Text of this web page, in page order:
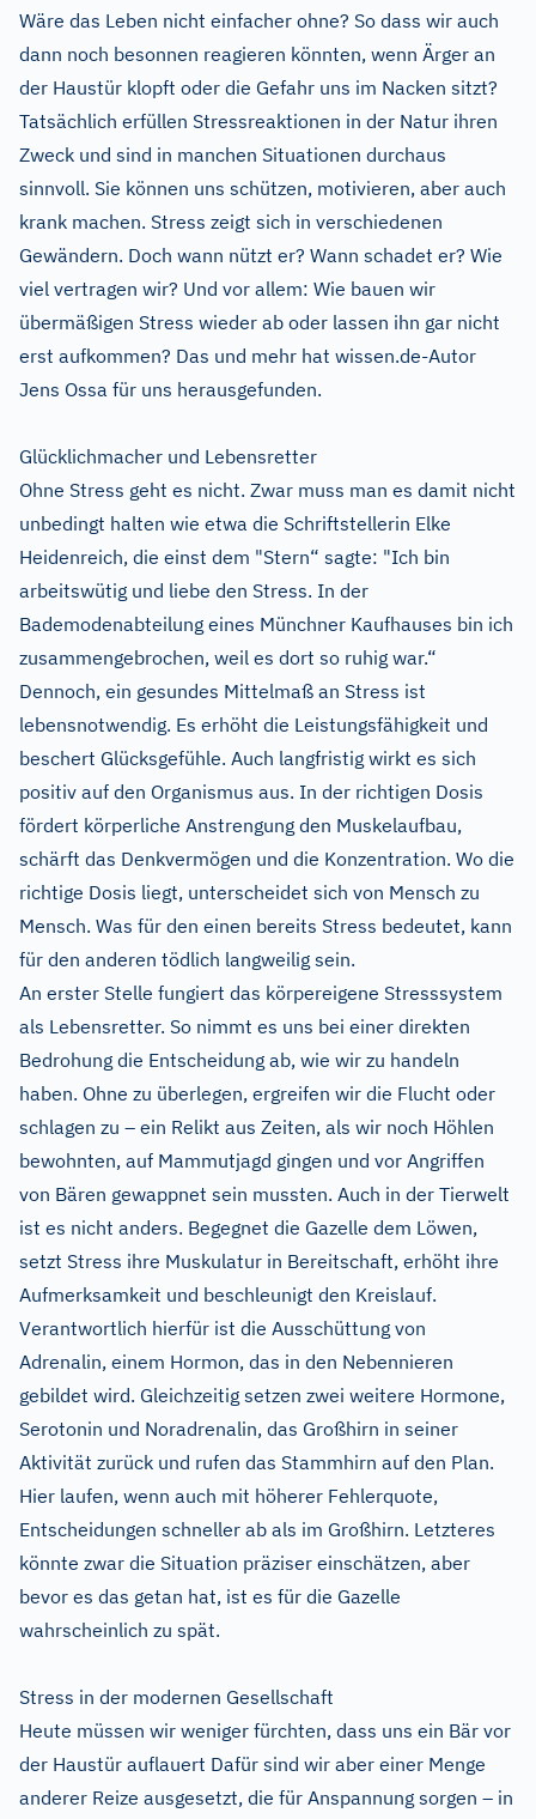
Wäre das Leben nicht einfacher ohne? So dass wir auch
dann noch besonnen reagieren könnten, wenn Ärger an
der Haustür klopft oder die Gefahr uns im Nacken sitzt?
Tatsächlich erfüllen Stressreaktionen in der Natur ihren
Zweck und sind in manchen Situationen durchaus
sinnvoll. Sie können uns schützen, motivieren, aber auch
krank machen. Stress zeigt sich in verschiedenen
Gewändern. Doch wann nützt er? Wann schadet er? Wie
viel vertragen wir? Und vor allem: Wie bauen wir
übermäßigen Stress wieder ab oder lassen ihn gar nicht
erst aufkommen? Das und mehr hat wissen.de-Autor
Jens Ossa für uns herausgefunden.
Glücklichmacher und Lebensretter
Ohne Stress geht es nicht. Zwar muss man es damit nicht
unbedingt halten wie etwa die Schriftstellerin Elke
Heidenreich, die einst dem "Stern“ sagte: "Ich bin
arbeitswütig und liebe den Stress. In der
Bademodenabteilung eines Münchner Kaufhauses bin ich
zusammengebrochen, weil es dort so ruhig war.“
Dennoch, ein gesundes Mittelmaß an Stress ist
lebensnotwendig. Es erhöht die Leistungsfähigkeit und
beschert Glücksgefühle. Auch langfristig wirkt es sich
positiv auf den Organismus aus. In der richtigen Dosis
fördert körperliche Anstrengung den Muskelaufbau,
schärft das Denkvermögen und die Konzentration. Wo die
richtige Dosis liegt, unterscheidet sich von Mensch zu
Mensch. Was für den einen bereits Stress bedeutet, kann
für den anderen tödlich langweilig sein.
An erster Stelle fungiert das körpereigene Stresssystem
als Lebensretter. So nimmt es uns bei einer direkten
Bedrohung die Entscheidung ab, wie wir zu handeln
haben. Ohne zu überlegen, ergreifen wir die Flucht oder
schlagen zu – ein Relikt aus Zeiten, als wir noch Höhlen
bewohnten, auf Mammutjagd gingen und vor Angriffen
von Bären gewappnet sein mussten. Auch in der Tierwelt
ist es nicht anders. Begegnet die Gazelle dem Löwen,
setzt Stress ihre Muskulatur in Bereitschaft, erhöht ihre
Aufmerksamkeit und beschleunigt den Kreislauf.
Verantwortlich hierfür ist die Ausschüttung von
Adrenalin, einem Hormon, das in den Nebennieren
gebildet wird. Gleichzeitig setzen zwei weitere Hormone,
Serotonin und Noradrenalin, das Großhirn in seiner
Aktivität zurück und rufen das Stammhirn auf den Plan.
Hier laufen, wenn auch mit höherer Fehlerquote,
Entscheidungen schneller ab als im Großhirn. Letzteres
könnte zwar die Situation präziser einschätzen, aber
bevor es das getan hat, ist es für die Gazelle
wahrscheinlich zu spät.
Stress in der modernen Gesellschaft
Heute müssen wir weniger fürchten, dass uns ein Bär vor
der Haustür auflauert Dafür sind wir aber einer Menge
anderer Reize ausgesetzt, die für Anspannung sorgen – in